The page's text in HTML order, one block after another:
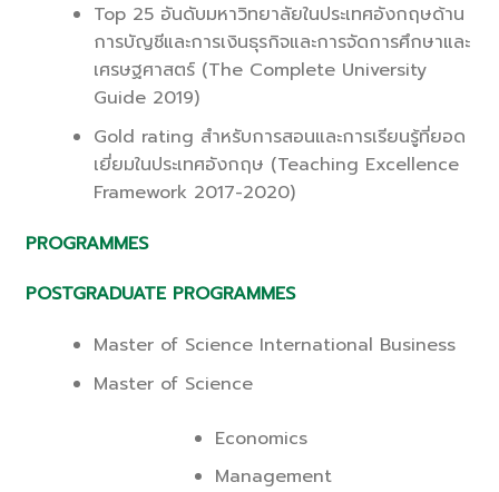
Top 25 อันดับมหาวิทยาลัยในประเทศอังกฤษด้าน
การบัญชีและการเงินธุรกิจและการจัดการศึกษาและ
เศรษฐศาสตร์ (The Complete University
Guide 2019)
Gold rating สำหรับการสอนและการเรียนรู้ที่ยอด
เยี่ยมในประเทศอังกฤษ (Teaching Excellence
Framework 2017-2020)
PROGRAMMES
POSTGRADUATE PROGRAMMES
Master of Science International Business
Master of Science
Economics
Management